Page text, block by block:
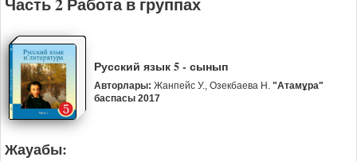
Русский язык 5 - сынып
Авторлары: Жанпейс У., Озекбаева Н. "Атамұра"
баспасы 2017
Жауабы: